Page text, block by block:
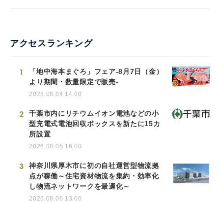
アクセスランキング
1
「地中海本まぐろ」フェア-8月7日（金）
より期間・数量限定で販売-
2026.08.04 14:00
2
千葉市内にリチウムイオン電池などの小
型充電式電池回収ボックスを新たに15カ
所設置
2026.08.05 16:00
3
神奈川県厚木市に初の自社運営型物流拠
点が稼働～住宅資材物流を集約・効率化
し物流ネットワークを最適化～
2026.08.06 13:00